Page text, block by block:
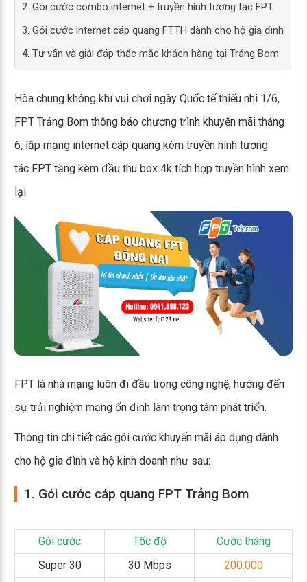
2. Gói cước combo internet + truyền hình tương tác FPT
3. Gói cước internet cáp quang FTTH dành cho hộ gia đình
4. Tư vấn và giải đáp thắc mắc khách hàng tại Trảng Bom
Hòa chung không khí vui chơi ngày Quốc tế thiếu nhi 1/6,
FPT Trảng Bom thông báo chương trình khuyến mãi tháng
6, lắp mạng internet cáp quang kèm truyền hình tương
tác FPT tặng kèm đầu thu box 4k tích hợp truyền hình xem
lại.
FPT là nhà mạng luôn đi đầu trong công nghệ, hướng đến
sự trải nghiệm mạng ổn định làm trọng tâm phát triển.
Thông tin chi tiết các gói cước khuyến mãi áp dụng dành
cho hộ gia đình và hộ kinh doanh như sau:
1. Gói cước cáp quang FPT Trảng Bom
Gói cước Tốc độ
Cước tháng
Super 30
30 Mbps
200.000